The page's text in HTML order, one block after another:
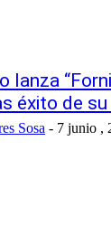
lanza
éxito de su
Sosa - 7 junio ,